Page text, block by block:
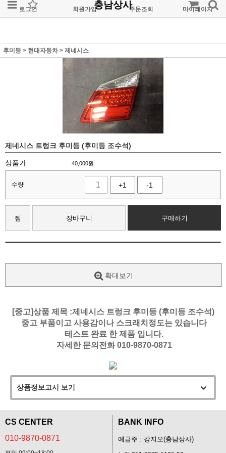
로그인 회원가입 주문조회 마이페이지
충남상사
후미등 > 현대자동차> 제네시스
제네시스 트렁크 후미등 (후미등 조수석)
상품가 40,000원
수량 +1 -1
찜 장바구니 구매하기
확대보기
[중고]상품 제목 :제네시스 트렁크 후미등 (후미등 조수석)
중고 부품이고 사용감이나 스크래치정도는 있습니다
테스트 완료 한 제품 입니다.
자세한 문의전화 010-9870-0871
상품정보고시 보기
CS CENTER
010-9870-0871
BANK INFO
예금주 : 강지오(충남상사)